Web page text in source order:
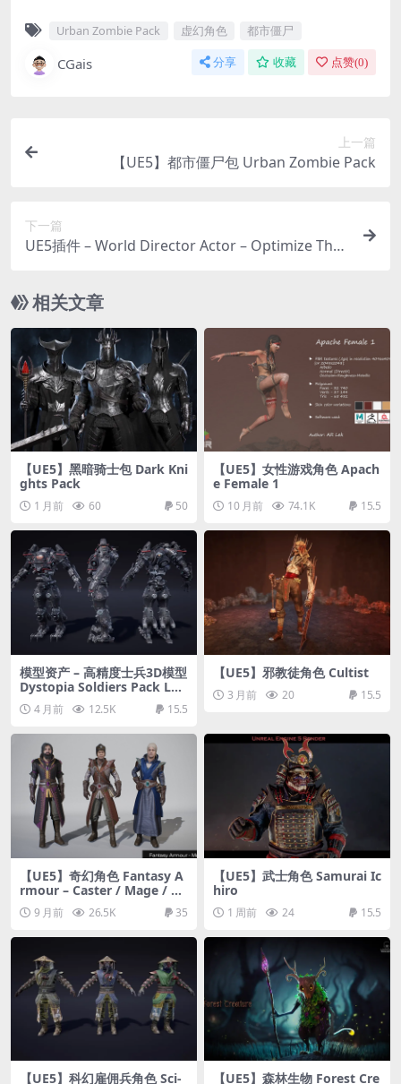
Urban Zombie Pack 虚幻角色 都市僵尸
CGais 分享 收藏 点赞(0)
上一篇
【UE5】都市僵尸包 Urban Zombie Pack
下一篇
UE5插件 – World Director Actor – Optimize Tho
相关文章
【UE5】黑暗骑士包 Dark Kni
ghts Pack
1 月前 60 50
【UE5】女性游戏角色 Apach
e Female 1
10 月前 74.1K 15.5
模型资产 – 高精度士兵3D模型
Dystopia Soldiers Pack Lo
w-poly 3D model
4 月前 12.5K 15.5
【UE5】邪教徒角色 Cultist
3 月前 20 15.5
【UE5】奇幻角色 Fantasy A
rmour – Caster / Mage / So
rcerer / Wizard – Metahum
an 9 月前 26.5K 35
【UE5】武士角色 Samurai Ic
hiro
1 周前 24 15.5
【UE5】科幻雇佣兵角色 Sci-
【UE5】森林生物 Forest Cre